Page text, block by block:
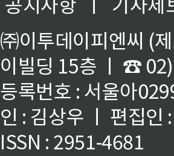
㈜이투데이피엔씨 (
이빌딩 15층 ㅣ ☎
등록번호 : 서울아
인 : 김상우 ㅣ 편집인
ISSN : 2951-4681